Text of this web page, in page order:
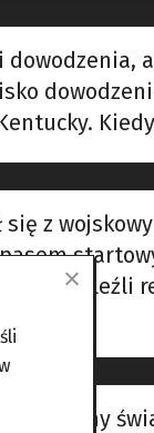
z
znaleźli
wojny